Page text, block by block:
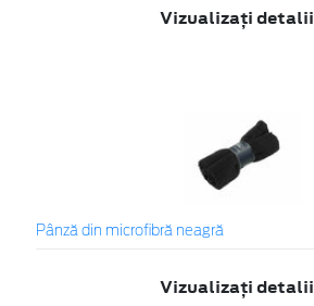
Vizualizați detalii
Pânză din microfibră neagră
Vizualizați detalii